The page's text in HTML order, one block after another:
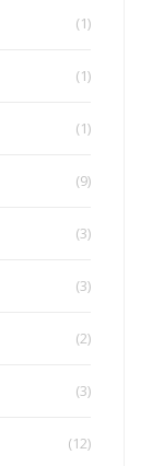
(1)
(1)
(1)
(9)
(3)
(3)
(2)
(3)
(12)